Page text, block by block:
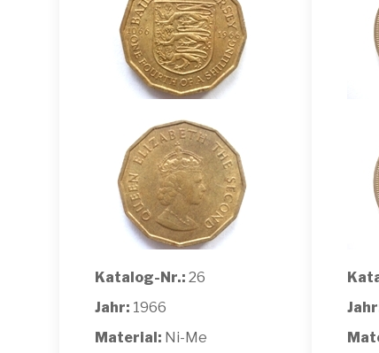
Katalog-Nr.: 26
Jahr: 1966
Material: Ni-Me